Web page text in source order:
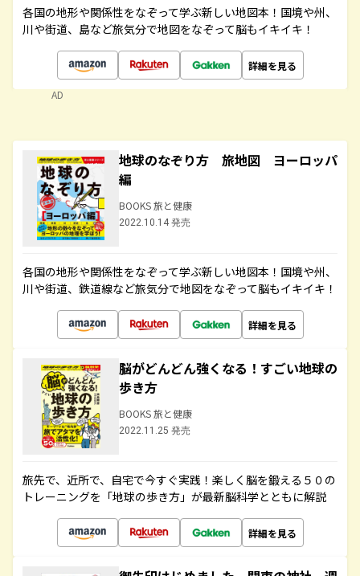
各国の地形や関係性をなぞって学ぶ新しい地図本！国境や州、
川や街道、島など旅気分で地図をなぞって脳もイキイキ！
詳細を見る
AD
地球のなぞり方 旅地図 ヨーロッパ
編
BOOKS 旅と健康
2022.10.14 発売
各国の地形や関係性をなぞって学ぶ新しい地図本！国境や州、
川や街道、鉄道線など旅気分で地図をなぞって脳もイキイキ！
詳細を見る
脳がどんどん強くなる！すごい地球の
歩き方
BOOKS 旅と健康
2022.11.25 発売
旅先で、近所で、自宅で今すぐ実践！楽しく脳を鍛える５０の
トレーニングを「地球の歩き方」が最新脳科学とともに解説
詳細を見る